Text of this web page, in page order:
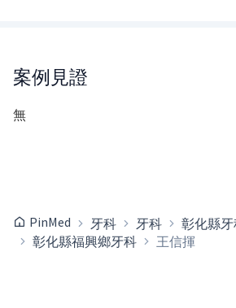
案例見證
無
PinMed 牙科 牙科
彰化縣
彰化縣福興鄉牙科
王信揮